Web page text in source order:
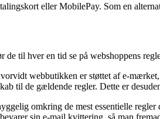
eller MobilePay. Som en
til hver en tid se på webshoppens
webbutikken er støttet af e-
til de gældende regler. Dette er
omkring de mest essentielle
sin e-mail kvittering, så man